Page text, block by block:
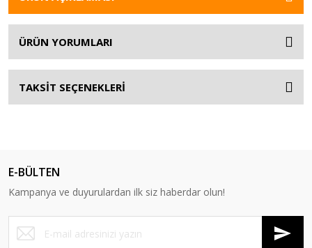
ÜRÜN YORUMLARI
TAKSİT SEÇENEKLERİ
E-BÜLTEN
Kampanya ve duyurulardan ilk siz haberdar olun!